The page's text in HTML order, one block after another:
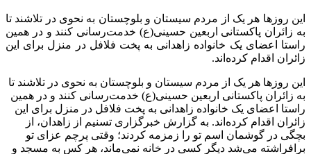
این روزها هر یک از مردم سیستان و بلوچستان به نحوی در تلاشند تا
به زائران پاکستانی اربعین حسینی(ع) خدمت‌رسانی کنند و در همین
راستا اعضای یک خانواده زاهدانی به پخت فلافل در منزل برای این
زائران اقدام کرده‌اند.
این روزها هر یک از مردم سیستان و بلوچستان به نحوی در تلاشند تا
به زائران پاکستانی اربعین حسینی(ع) خدمت‌رسانی کنند و در همین
راستا اعضای یک خانواده زاهدانی به پخت فلافل در منزل برای این
زائران اقدام کرده‌اند. به گزارش خبرگزاری تسنیم از زاهدان، از
بچگی در گوشمان اسم تو را زمزمه کردند؛ وقتی پرچم عزای تو
برافراشته می‌شد دیگر کسی در خانه نمی‌ماند، هر کس به مسجد و